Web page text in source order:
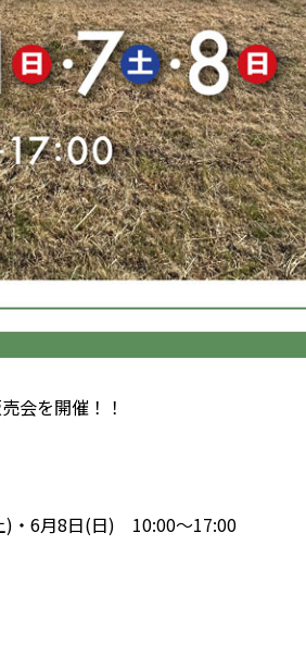
会を開催！！
)・6月8日(日) 10:00〜17:00